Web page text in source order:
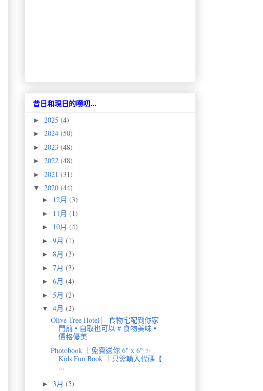
昔日和現日的嘮叨...
► 2025 (4)
► 2024 (50)
► 2023 (48)
► 2022 (48)
► 2021 (31)
▼ 2020 (44)
► 12月 (3)
► 11月 (1)
► 10月 (4)
► 9月 (1)
► 8月 (3)
► 7月 (3)
► 6月 (4)
► 5月 (2)
▼ 4月 (2)
Olive Tree Hotel ︳食物宅配到你家
門前 • 自取也可以 # 食物美味 •
價格優美
Photobook ｜免費送你 6" x 6" ✨
Kids Fun Book ｜只需輸入代碼【
...
► 3月 (5)